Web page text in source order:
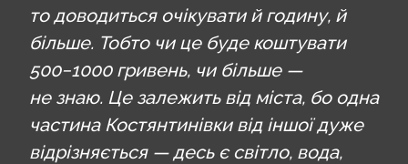
то доводиться очікувати й годину, й
більше. Тобто чи це буде коштувати
500−1000 гривень, чи більше —
не знаю. Це залежить від міста, бо одна
частина Костянтинівки від іншої дуже
відрізняється — десь є світло, вода,